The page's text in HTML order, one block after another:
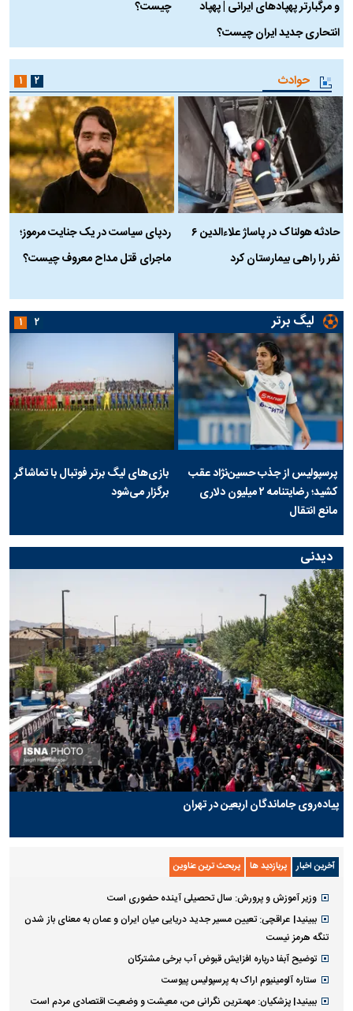
و مرگبارتر پهپادهای ایرانی | پهپاد
انتحاری جدید ایران چیست؟
چیست؟
حوادث
حادثه هولناک در پاساژ علاءالدین ۶
نفر را راهی بیمارستان کرد
ردپای سیاست در یک جنایت مرموز؛
ماجرای قتل مداح معروف چیست؟
۱ ۲
لیگ برتر
پرسپولیس از جذب حسین‌نژاد عقب
کشید؛ رضایتنامه ۲ میلیون دلاری
مانع انتقال
بازی‌های لیگ برتر فوتبال با تماشاگر
برگزار می‌شود
۱ ۲
دیدنی
پیاده‌روی جاماندگان اربعین در تهران
آخرین اخبار پربازدید ها پربحث ترین عناوین
وزیر آموزش و پرورش: سال تحصیلی آینده حضوری است
ببینید| عراقچی: تعیین مسیر جدید دریایی میان ایران و عمان به معنای باز شدن
تنگه هرمز نیست
توضیح آبفا درباره افزایش قبوض آب برخی مشترکان
ستاره آلومینیوم اراک به پرسپولیس پیوست
ببینید| پزشکیان: مهمترین نگرانی من، معیشت و وضعیت اقتصادی مردم است